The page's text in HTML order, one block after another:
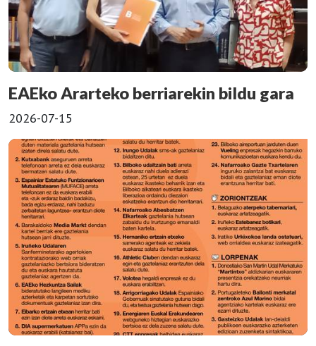
EAEko Ararteko berriarekin bildu gara
2026-07-15